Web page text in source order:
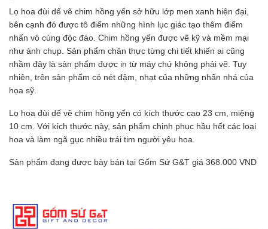
Lọ hoa đùi dế vẽ chim hồng yến sở hữu lớp men xanh hiện đại,
bên cạnh đó được tô điểm những hình lục giác tạo thêm điểm
nhấn vô cùng độc đáo. Chim hồng yến được vẽ kỹ và mềm mại
như ảnh chụp. Sản phẩm chân thực từng chi tiết khiến ai cũng
nhầm đây là sản phẩm được in từ máy chứ không phải vẽ. Tuy
nhiên, trên sản phẩm có nét đậm, nhạt của những nhấn nhá của
họa sỹ.
Lọ hoa đùi dế vẽ chim hồng yến có kích thước cao 23 cm, miệng
10 cm. Với kích thước này, sản phẩm chinh phục hầu hết các loại
hoa và làm ngã gục nhiều trái tim người yêu hoa.
Sản phẩm đang được bày bán tại Gốm Sứ G&T giá 368.000 VND